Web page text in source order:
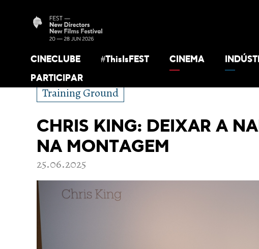
CINECLUBE #ThisIsFEST CINEMA
PARTICIPAR
Training Ground
CHRIS KING: DEIXAR A
NA MONTAGEM
25.06.2025